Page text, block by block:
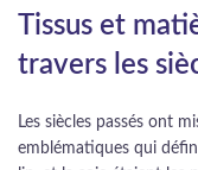
Tissus et
travers les
Les siècles passés ont
emblématiques qui